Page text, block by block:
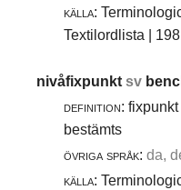
källa:
Textilordlista |
nivåfixpunktsv
definition:
bestämts
övriga språk: da,
källa: